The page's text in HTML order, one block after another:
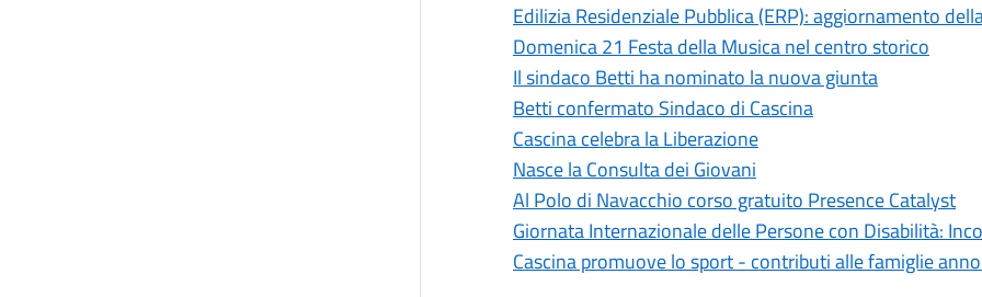
Edilizia Residenziale Pubblica (ERP): aggiornamento
Domenica 21 Festa della Musica nel centro storico
Il sindaco Betti ha nominato la nuova giunta
Betti confermato Sindaco di Cascina
Cascina celebra la Liberazione
Nasce la Consulta dei Giovani
Al Polo di Navacchio corso gratuito Presence Catalyst
Giornata Internazionale delle Persone con Disabilità:
Cascina promuove lo sport - contributi alle famiglie